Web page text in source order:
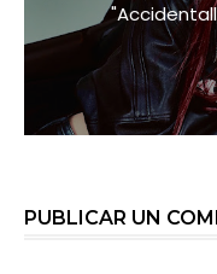
PUBLICAR UN